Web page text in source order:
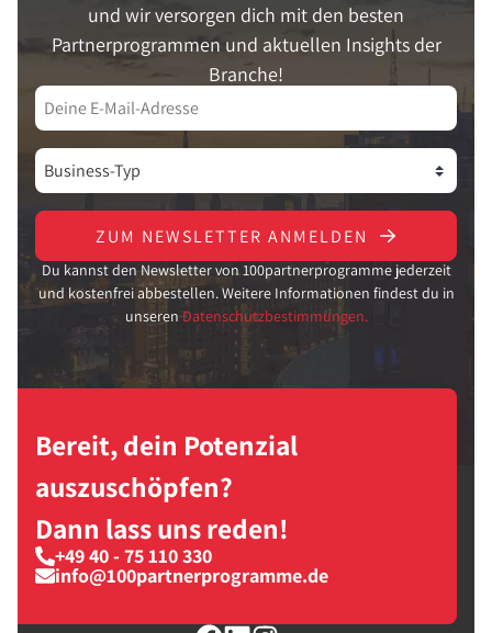
und wir versorgen dich mit den besten
Partnerprogrammen und aktuellen Insights der
Branche!
ZUM NEWSLETTER ANMELDEN
Du kannst den Newsletter von 100partnerprogramme jederzeit
und kostenfrei abbestellen. Weitere Informationen findest du in
unseren Datenschutzbestimmungen.
Bereit, dein Potenzial
auszuschöpfen?
Dann lass uns reden!
+49 40 - 75 110 330
info@100partnerprogramme.de